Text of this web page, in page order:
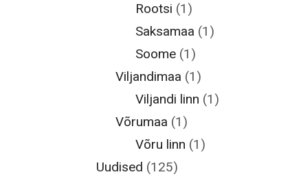
Rootsi (1)
Saksamaa (1)
Soome(1)
Viljandimaa (1)
Viljandi linn (1)
Võrumaa (1)
Võru linn (1)
Uudised (125)